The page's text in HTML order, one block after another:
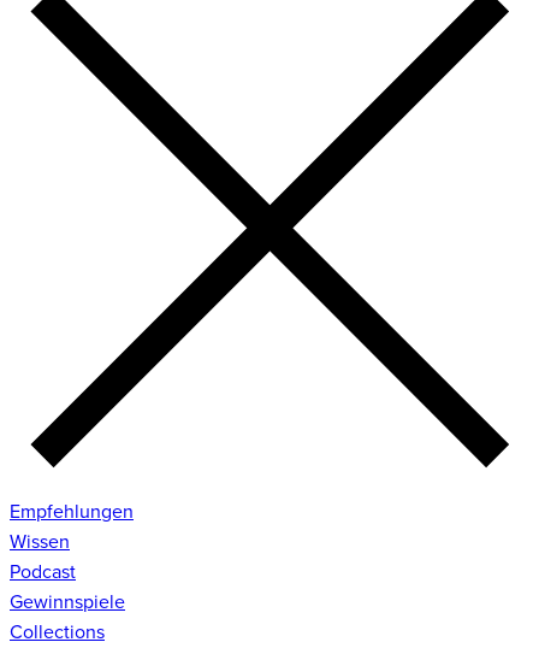
Empfehlungen
Wissen
Podcast
Gewinnspiele
Collections